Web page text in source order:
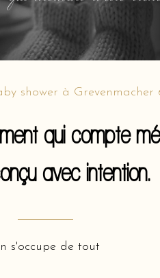
shower à Grevenmacher
qui compte
avec intention.
s'occupe de tout